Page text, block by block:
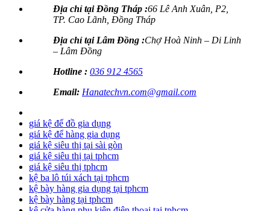
Địa chỉ tại Đồng Tháp :66 Lê Anh Xuân, P2,
TP. Cao Lãnh, Đồng Tháp
Địa chỉ tại Lâm Đồng :Chợ Hoà Ninh – Di Linh
– Lâm Đồng
Hotline : 036 912 4565
Email: Hanatechvn.com@gmail.com
giá kệ để đồ gia dụng
giá kệ để hàng gia dụng
giá kệ siêu thị tại sài gòn
giá kệ siêu thị tại tphcm
giá kệ siêu thị tphcm
kệ ba lô túi xách tại tphcm
kệ bày hàng gia dụng tại tphcm
kệ bày hàng tại tphcm